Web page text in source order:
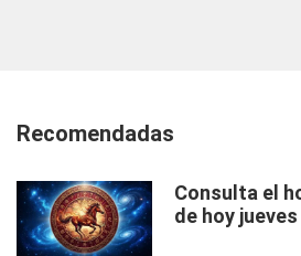
Recomendadas
Consulta el
de hoy